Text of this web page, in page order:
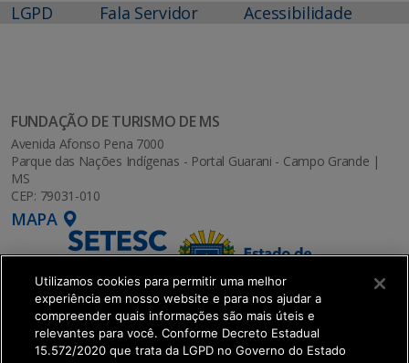
LGPD Fala Servidor Acessibilidade
FUNDAÇÃO DE TURISMO DE MS
Avenida Afonso Pena 7000
Parque das Nações Indígenas - Portal Guarani - Campo Grande |
MS
CEP: 79031-010
MAPA
Utilizamos cookies para permitir uma melhor
experiência em nosso website e para nos ajudar a
compreender quais informações são mais úteis e
relevantes para você. Conforme Decreto Estadual
15.572/2020 que trata da LGPD no Governo do Estado